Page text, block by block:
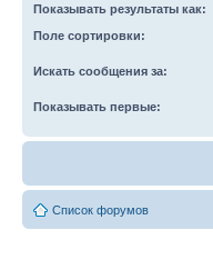
Показывать результаты как:
Поле сортировки:
Искать сообщения за:
Показывать первые:
Список форумов